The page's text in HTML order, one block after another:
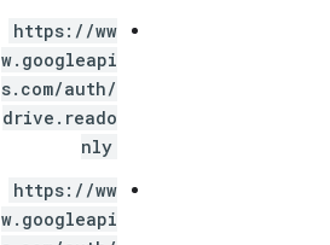
https://ww
w.googleapi
s.com/auth/
drive.reado
nly
https://ww
w.googleapi